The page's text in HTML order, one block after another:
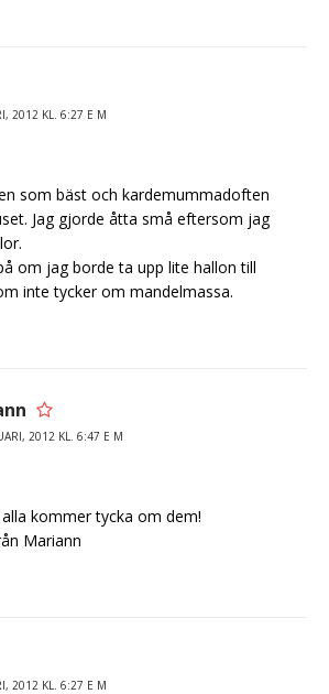
2012 KL. 6:27 E M
som bäst och kardemummadoften
Jag gjorde åtta små eftersom jag
om jag borde ta upp lite hallon till
inte tycker om mandelmassa.
2012 KL. 6:47 E M
kommer tycka om dem!
Mariann
2012 KL. 6:27 E M